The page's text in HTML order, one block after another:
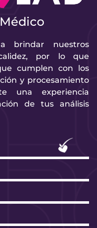
brindar nuestros
por lo que
cumplen con los
y procesamiento
una experiencia
de tus análisis